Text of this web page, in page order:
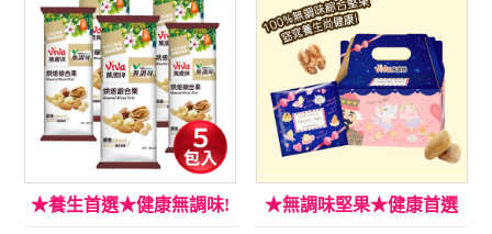
★養生首選★健康無調味! ★無調味堅果★健康首選